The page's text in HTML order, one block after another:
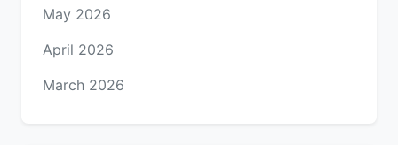
May 2026
April 2026
March 2026